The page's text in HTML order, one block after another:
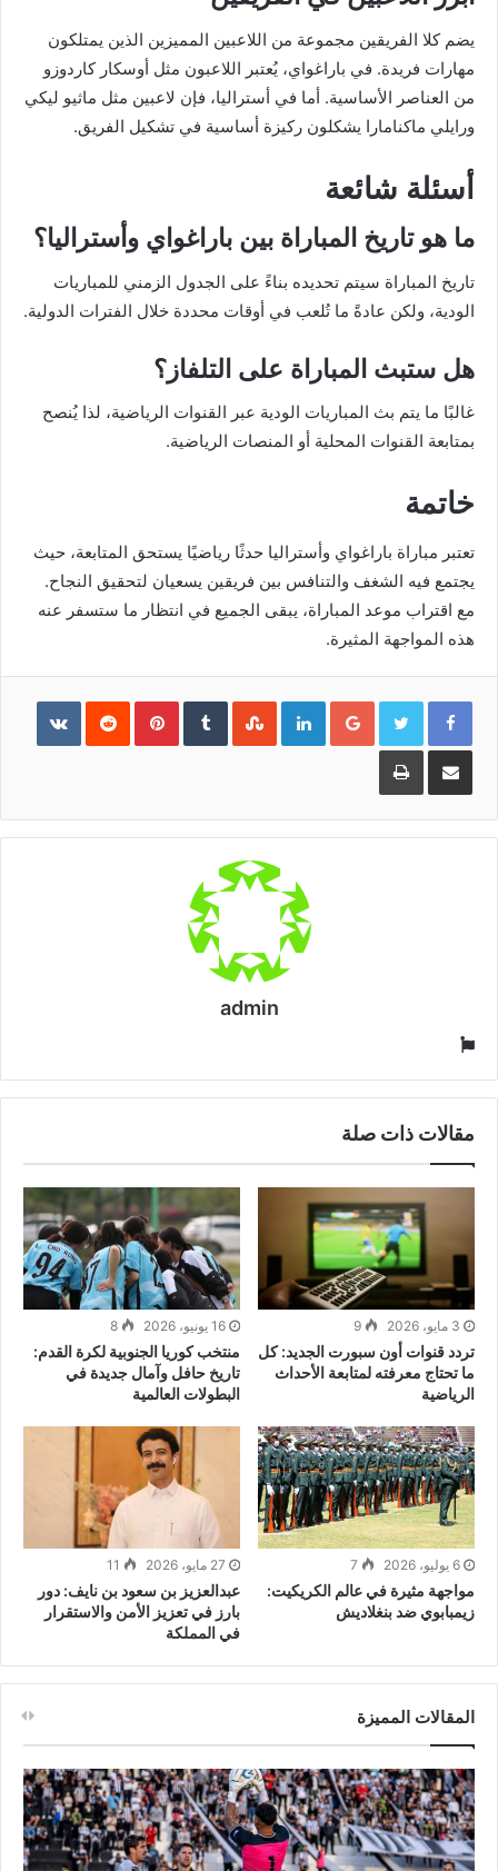
يضم كلا الفريقين مجموعة من اللاعبين المميزين الذين يمتلكون
مهارات فريدة. في باراغواي، يُعتبر اللاعبون مثل أوسكار كاردوزو
من العناصر الأساسية. أما في أستراليا، فإن لاعبين مثل ماثيو ليكي
ورايلي ماكنامارا يشكلون ركيزة أساسية في تشكيل الفريق.
أسئلة شائعة
ما هو تاريخ المباراة بين باراغواي وأستراليا؟
تاريخ المباراة سيتم تحديده بناءً على الجدول الزمني للمباريات
الودية، ولكن عادةً ما تُلعب في أوقات محددة خلال الفترات الدولية.
هل ستبث المباراة على التلفاز؟
غالبًا ما يتم بث المباريات الودية عبر القنوات الرياضية، لذا يُنصح
بمتابعة القنوات المحلية أو المنصات الرياضية.
خاتمة
تعتبر مباراة باراغواي وأستراليا حدثًا رياضيًا يستحق المتابعة، حيث
يجتمع فيه الشغف والتنافس بين فريقين يسعيان لتحقيق النجاح.
مع اقتراب موعد المباراة، يبقى الجميع في انتظار ما ستسفر عنه
هذه المواجهة المثيرة.
Google+
LinkedIn
Pinterest
مشاركة
البريد
طباعة
admin
مقالات ذات صلة
3 مايو، 2026 9
تردد قنوات أون سبورت الجديد: كل
ما تحتاج معرفته لمتابعة الأحداث
الرياضية
16 يونيو، 2026 8
منتخب كوريا الجنوبية لكرة القدم:
تاريخ حافل وآمال جديدة في
البطولات العالمية
6 يوليو، 2026 7
مواجهة مثيرة في عالم الكريكيت:
زيمبابوي ضد بنغلاديش
27 مايو، 2026 11
عبدالعزيز بن سعود بن نايف: دور
بارز في تعزيز الأمن والاستقرار
في المملكة
المقالات المميزة